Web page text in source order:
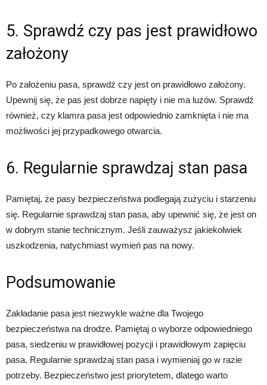
5. Sprawdź czy pas jest prawidłowo
założony
Po założeniu pasa, sprawdź czy jest on prawidłowo założony.
Upewnij się, że pas jest dobrze napięty i nie ma luzów. Sprawdź
również, czy klamra pasa jest odpowiednio zamknięta i nie ma
możliwości jej przypadkowego otwarcia.
6. Regularnie sprawdzaj stan pasa
Pamiętaj, że pasy bezpieczeństwa podlegają zużyciu i starzeniu
się. Regularnie sprawdzaj stan pasa, aby upewnić się, że jest on
w dobrym stanie technicznym. Jeśli zauważysz jakiekolwiek
uszkodzenia, natychmiast wymień pas na nowy.
Podsumowanie
Zakładanie pasa jest niezwykle ważne dla Twojego
bezpieczeństwa na drodze. Pamiętaj o wyborze odpowiedniego
pasa, siedzeniu w prawidłowej pozycji i prawidłowym zapięciu
pasa. Regularnie sprawdzaj stan pasa i wymieniaj go w razie
potrzeby. Bezpieczeństwo jest priorytetem, dlatego warto